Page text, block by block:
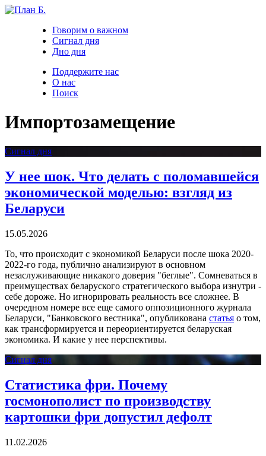
Говорим о важном
Сигнал дня
Дно дня
Поддержите нас
О нас
Поиск
Импортозамещение
Сигнал дня
У нее шок. Что делать с поломавшейся
экономической моделью: взгляд из
Беларуси
15.05.2026
То, что происходит с экономикой Беларуси после шока 2020-
2022-го года, публично анализируют в основном
незаслуживающие никакого доверия "беглые". Сомневаться в
преимуществах беларуского стратегического выбора изнутри -
себе дороже. Но игнорировать реальность все сложнее. В
очередном номере все еще самого оппозиционного журнала
Беларуси, "Банковского вестника", опубликована статья о том,
как трансформируется и переориентируется беларуская
экономика. И какие у нее перспективы.
Сигнал дня
Статистика фри. Почему
госмонополист по производству
картошки фри допустил дефолт
11.02.2026